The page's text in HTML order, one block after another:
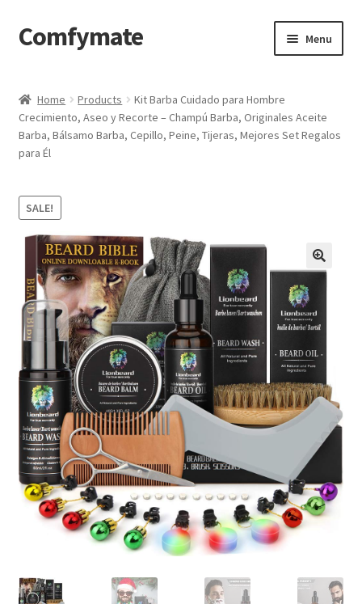
Skip
to
Skip
to
Comfymate Menu
About Comfy Mate
About Us
Cart
Checkout
Contact
My account
Privaty Policy
Refunds & Exchanges
Shipping & Returns
Shop
Warranty
Home Products
Kit Barba Cuidado para Hombre
Crecimiento, Aseo y Recorte – Champú Barba, Originales Aceite
Barba, Bálsamo Barba, Cepillo, Peine, Tijeras, Mejores Set Regalos
para Él
SALE!